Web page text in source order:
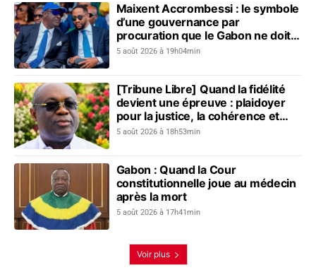
Maixent Accrombessi : le symbole
d’une gouvernance par
procuration que le Gabon ne doit
plus revivre
5 août 2026 à 19h04min
[Tribune Libre] Quand la fidélité
devient une épreuve : plaidoyer
pour la justice, la cohérence et
l’unité nationale
5 août 2026 à 18h53min
Gabon : Quand la Cour
constitutionnelle joue au médecin
après la mort
5 août 2026 à 17h41min
Voir plus